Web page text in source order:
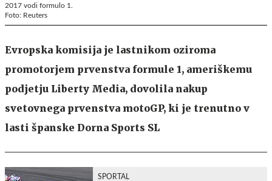
2017 vodi formulo 1.
Foto: Reuters
Evropska komisija je lastnikom oziroma
promotorjem prvenstva formule 1, ameriškemu
podjetju Liberty Media, dovolila nakup
svetovnega prvenstva motoGP, ki je trenutno v
lasti španske Dorna Sports SL
SPORTAL